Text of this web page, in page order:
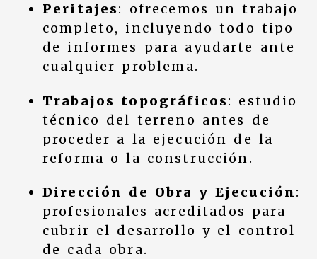
Peritajes: ofrecemos un trabajo
completo, incluyendo todo tipo
de informes para ayudarte ante
cualquier problema.
Trabajos topográficos: estudio
técnico del terreno antes de
proceder a la ejecución de la
reforma o la construcción.
Dirección de Obra y Ejecución:
profesionales acreditados para
cubrir el desarrollo y el control
de cada obra.